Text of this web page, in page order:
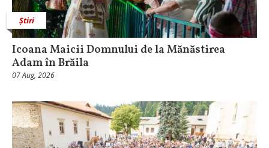
Știri
Icoana Maicii Domnului de la Mănăstirea
Adam în Brăila
07 Aug, 2026